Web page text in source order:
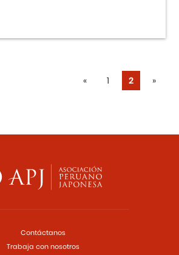
« 1 2 »
Contáctanos
Trabaja con nosotros